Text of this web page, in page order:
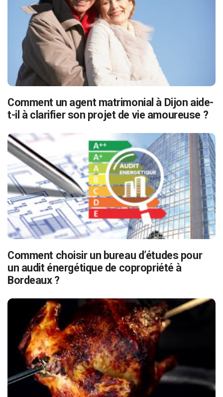
Comment un agent matrimonial à Dijon aide-
t-il à clarifier son projet de vie amoureuse ?
Comment choisir un bureau d’études pour
un audit énergétique de copropriété à
Bordeaux ?